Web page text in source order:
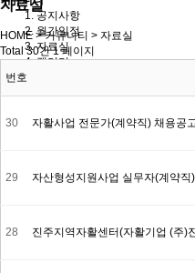
공지사항
월간일정
자료실
갤러리
자료실
HOME > 커뮤니티 > 자료실
Total 30건1 페이지
번호
30 자활사업 전문가(계약직) 채용공
29 자산형성지원사업 실무자(계약직
28 진주지역자활센터(자활기업 (주)